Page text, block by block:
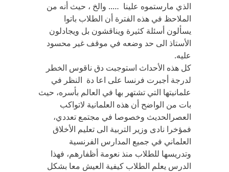
الذي مارستموه علينا ….. والخ ، حيث أنه من
الملاحظ في هذه الفترة أن الطلاب باتوا
يسألون أسئلة كثيرة ويناقشون بل ويجادلون
الأستاذ الى حد وضعه في موقف غير محسود
عليه.
كل هذه الأحداث استوجبت دق ناقوس الخطر
لدرجة أجبرت فرنسا على اعا دة النظر في
علمانيتها التي تشتهر بها في العالم بأسره، حيث
بات من الواضح أن هذه العلمانية لاتواكب
العصرالحديث وخصوصا في مجتمع تعددي،
فمؤخرا نادى وزير التربية الى تعليم الأخلاق
العلماني في جميع المدارس الفرنسية
وتدريسها للطلاب منذ نعومة أظفارهم، فهذا
الدرس يعلم الطلاب كيفية العيش معا بشكل